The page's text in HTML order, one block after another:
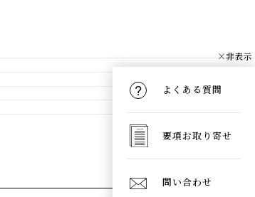
よくある質問
要項お取り寄せ
問い合わせ
×非表示